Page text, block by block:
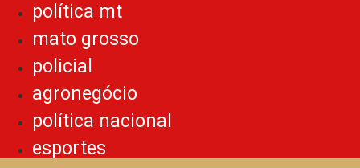
política mt
mato grosso
policial
agronegócio
política nacional
esportes